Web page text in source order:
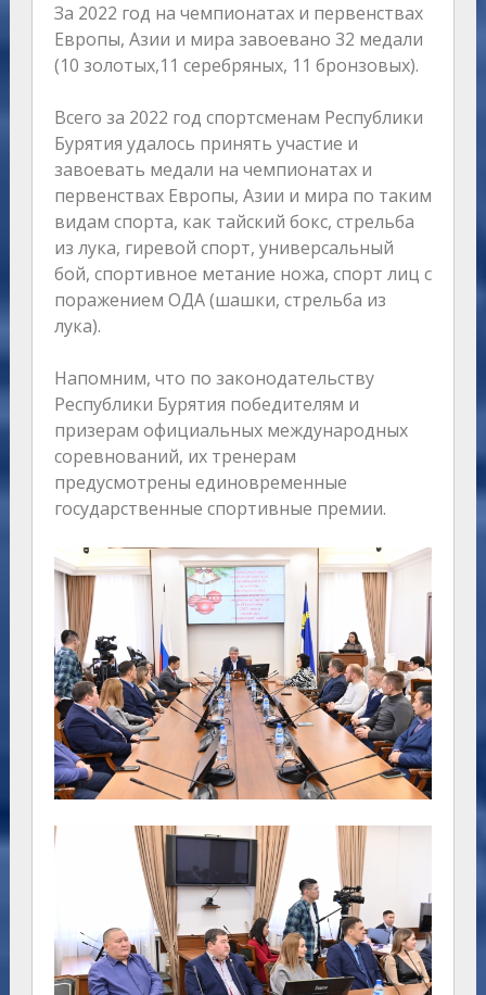
За 2022 год на чемпионатах и первенствах
Европы, Азии и мира завоевано 32 медали
(10 золотых,11 серебряных, 11 бронзовых).
Всего за 2022 год спортсменам Республики
Бурятия удалось принять участие и
завоевать медали на чемпионатах и
первенствах Европы, Азии и мира по таким
видам спорта, как тайский бокс, стрельба
из лука, гиревой спорт, универсальный
бой, спортивное метание ножа, спорт лиц с
поражением ОДА (шашки, стрельба из
лука).
Напомним, что по законодательству
Республики Бурятия победителям и
призерам официальных международных
соревнований, их тренерам
предусмотрены единовременные
государственные спортивные премии.